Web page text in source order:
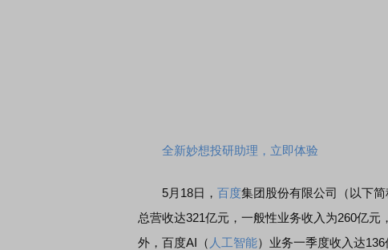
全新妙想投研助理，立即体验
5月18日， 百度集团股份有限公司（以下简
总营收达321亿元，一般性业务收入为260亿
外，百度AI（ 人工智能）业务一季度收入达